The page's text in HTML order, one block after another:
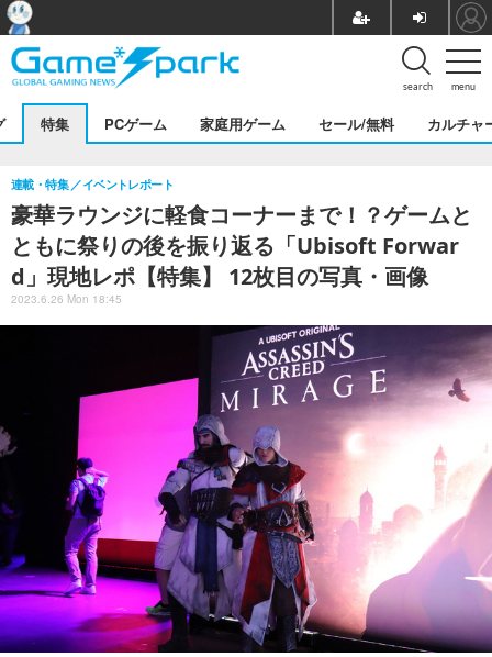
menu
search
特集 PCゲーム 家庭用ゲーム セール/無料 カルチャ
豪華ラウンジに軽食コーナーまで！？ゲームと
ともに祭りの後を振り返る「Ubisoft Forwar
d」現地レポ【特集】 12枚目の写真・画像
連載・特集 イベントレポート
2023.6.26 Mon 18:45